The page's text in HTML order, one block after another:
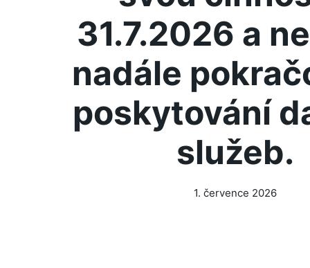
31.7.2026 a
nadále
poskytování
služeb.
1. července 2026